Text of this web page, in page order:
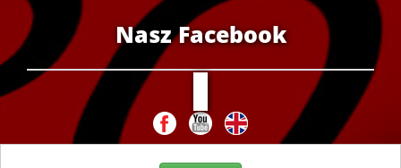
Nasz Facebook